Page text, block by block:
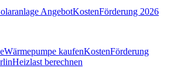
AngebotKostenFörderung 2026
Wärmepumpe kaufenKostenFörderung
Heizlast berechnen